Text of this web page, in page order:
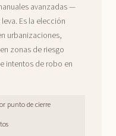
avanzadas —
Es la elección
urbanizaciones,
zonas de riesgo
intentos de robo en
punto de cierre